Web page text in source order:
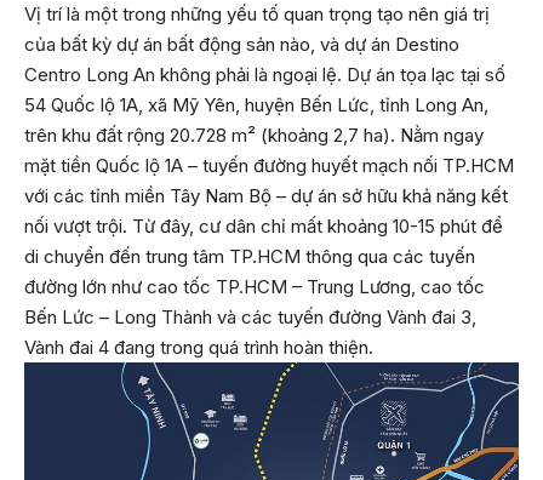
Vị trí là một trong những yếu tố quan trọng tạo nên giá trị
của bất kỳ dự án bất động sản nào, và dự án Destino
Centro Long An không phải là ngoại lệ. Dự án tọa lạc tại số
54 Quốc lộ 1A, xã Mỹ Yên, huyện Bến Lức, tỉnh Long An,
trên khu đất rộng 20.728 m² (khoảng 2,7 ha). Nằm ngay
mặt tiền Quốc lộ 1A – tuyến đường huyết mạch nối TP.HCM
với các tỉnh miền Tây Nam Bộ – dự án sở hữu khả năng kết
nối vượt trội. Từ đây, cư dân chỉ mất khoảng 10-15 phút để
di chuyển đến trung tâm TP.HCM thông qua các tuyến
đường lớn như cao tốc TP.HCM – Trung Lương, cao tốc
Bến Lức – Long Thành và các tuyến đường Vành đai 3,
Vành đai 4 đang trong quá trình hoàn thiện.